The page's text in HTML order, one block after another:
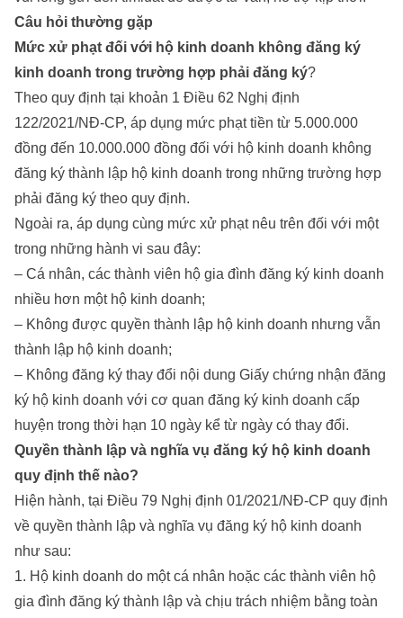
Câu hỏi thường gặp
Mức xử phạt đối với hộ kinh doanh không đăng ký
kinh doanh trong trường hợp phải đăng ký?
Theo quy định tại khoản 1 Điều 62 Nghị định
122/2021/NĐ-CP, áp dụng mức phạt tiền từ 5.000.000
đồng đến 10.000.000 đồng đối với hộ kinh doanh không
đăng ký thành lập hộ kinh doanh trong những trường hợp
phải đăng ký theo quy định.
Ngoài ra, áp dụng cùng mức xử phạt nêu trên đối với một
trong những hành vi sau đây:
– Cá nhân, các thành viên hộ gia đình đăng ký kinh doanh
nhiều hơn một hộ kinh doanh;
– Không được quyền thành lập hộ kinh doanh nhưng vẫn
thành lập hộ kinh doanh;
– Không đăng ký thay đổi nội dung Giấy chứng nhận đăng
ký hộ kinh doanh với cơ quan đăng ký kinh doanh cấp
huyện trong thời hạn 10 ngày kể từ ngày có thay đổi.
Quyền thành lập và nghĩa vụ đăng ký hộ kinh doanh
quy định thế nào?
Hiện hành, tại Điều 79 Nghị định 01/2021/NĐ-CP quy định
về quyền thành lập và nghĩa vụ đăng ký hộ kinh doanh
như sau:
1. Hộ kinh doanh do một cá nhân hoặc các thành viên hộ
gia đình đăng ký thành lập và chịu trách nhiệm bằng toàn